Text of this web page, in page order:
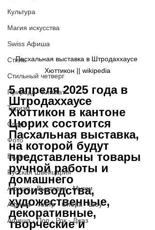
Культура
Магия искусства
Swiss Афиша
Стиль
Стильный четверг
Природа - Климат
Туризм
Спорт
Фото
Видео
Русская Швейцария
Афиша - Выставки - Музеи
Афиша - Театр - Опера - Шоу
Афиша - Поп - Рок - Джаз
Пасхальная выставка в Штродаххаусе
Хюттикон || wikipedia
5 апреля 2025 года в
Штродаххаусе
Хюттикон в кантоне
Цюрих состоится
Пасхальная выставка,
на которой будут
представлены товары
ручной работы и
домашнего
производства,
художественные,
декоративные,
творческие и